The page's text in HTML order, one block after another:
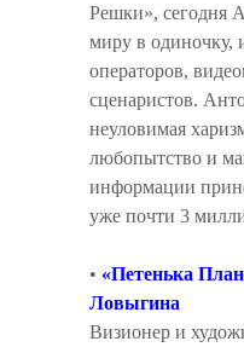
Решки», сегодня
миру в одиночку,
операторов,
сценаристов.
неуловимая
любопытство и
информации
уже почти 3
• «Петенька
Ловыгина
Визионер и